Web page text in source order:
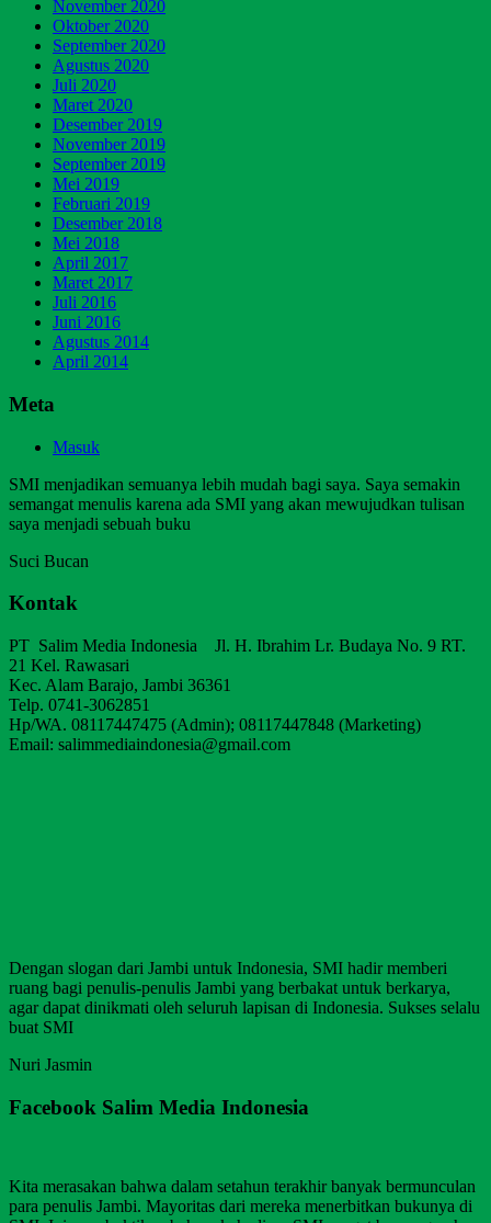
November 2020
Oktober 2020
September 2020
Agustus 2020
Juli 2020
Maret 2020
Desember 2019
November 2019
September 2019
Mei 2019
Februari 2019
Desember 2018
Mei 2018
April 2017
Maret 2017
Juli 2016
Juni 2016
Agustus 2014
April 2014
Meta
Masuk
SMI menjadikan semuanya lebih mudah bagi saya. Saya semakin
semangat menulis karena ada SMI yang akan mewujudkan tulisan
saya menjadi sebuah buku
Suci Bucan
Kontak
PT Salim Media Indonesia Jl. H. Ibrahim Lr. Budaya No. 9 RT.
21 Kel. Rawasari
Kec. Alam Barajo, Jambi 36361
Telp. 0741-3062851
Hp/WA. 08117447475 (Admin); 08117447848 (Marketing)
Email: salimmediaindonesia@gmail.com
Dengan slogan dari Jambi untuk Indonesia, SMI hadir memberi
ruang bagi penulis-penulis Jambi yang berbakat untuk berkarya,
agar dapat dinikmati oleh seluruh lapisan di Indonesia. Sukses selalu
buat SMI
Nuri Jasmin
Facebook Salim Media Indonesia
Kita merasakan bahwa dalam setahun terakhir banyak bermunculan
para penulis Jambi. Mayoritas dari mereka menerbitkan bukunya di